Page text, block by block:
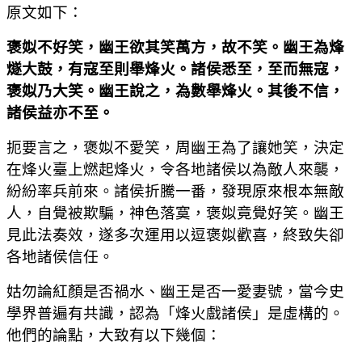
原文如下：
褒姒不好笑，幽王欲其笑萬方，故不笑。幽王為烽
燧大鼓，有寇至則舉烽火。諸侯悉至，至而無寇，
褒姒乃大笑。幽王說之，為數舉烽火。其後不信，
諸侯益亦不至。
扼要言之，褒姒不愛笑，周幽王為了讓她笑，決定
在烽火臺上燃起烽火，令各地諸侯以為敵人來襲，
紛紛率兵前來。諸侯折騰一番，發現原來根本無敵
人，自覺被欺騙，神色落寞，褒姒竟覺好笑。幽王
見此法奏效，遂多次運用以逗褒姒歡喜，終致失卻
各地諸侯信任。
姑勿論紅顏是否禍水、幽王是否一愛妻號，當今史
學界普遍有共識，認為「烽火戲諸侯」是虛構的。
他們的論點，大致有以下幾個：